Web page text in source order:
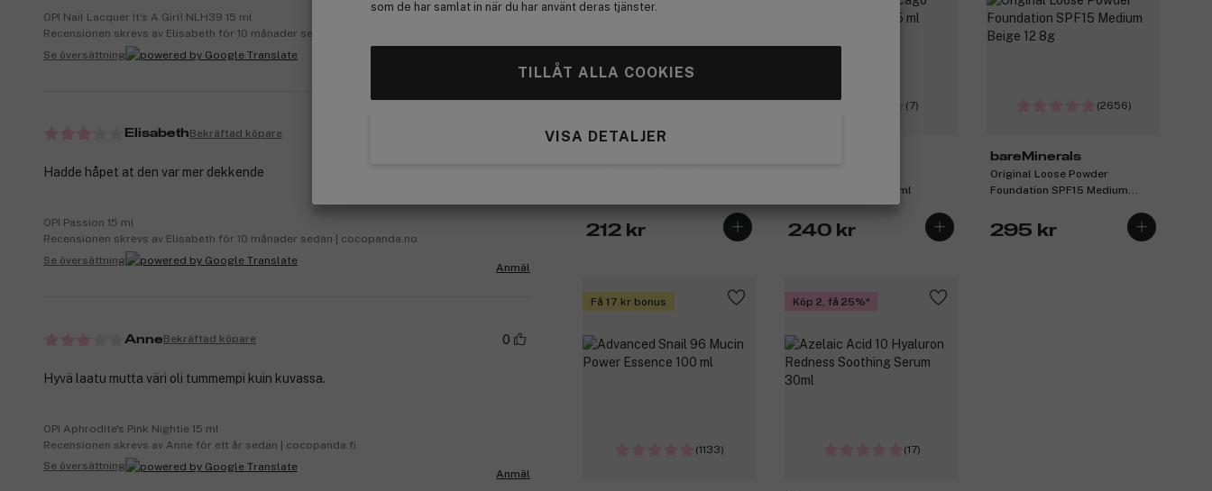
som de har samlat in när du har använt deras tjänster.
TILLÅT ALLA COOKIES
VISA DETALJER
212 kr
(7)
Champaign Toast 15 ml
240 kr
(2656)
bareMinerals
Original Loose Powder
Foundation SPF15 Medium
295 kr
Få 17 kr bonus
(1133)
Köp 2, få 25%
(17)
OPI Nail Lacquer It's A Girl! NLH39 15 ml
Recensionen skrevs av Elisabeth för 10 månader sedan | cocopanda.no
Se översättning
ElisabethBekräftad köpare
Hadde håpet at den var mer dekkende
OPI Passion 15 ml
Recensionen skrevs av Elisabeth för 10 månader sedan | cocopanda.no
Se översättning
Anmäl
AnneBekräftad köpare 0
Hyvä laatu mutta väri oli tummempi kuin kuvassa.
OPI Aphrodite's Pink Nightie 15 ml
Recensionen skrevs av Anne för ett år sedan | cocopanda.fi
Se översättning
Anmäl